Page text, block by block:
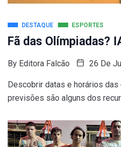
DESTAQUE ESPORTES
Fã das Olímpiadas?
By Editora Falcão 26 De
Descobrir datas e horários
previsões são alguns dos